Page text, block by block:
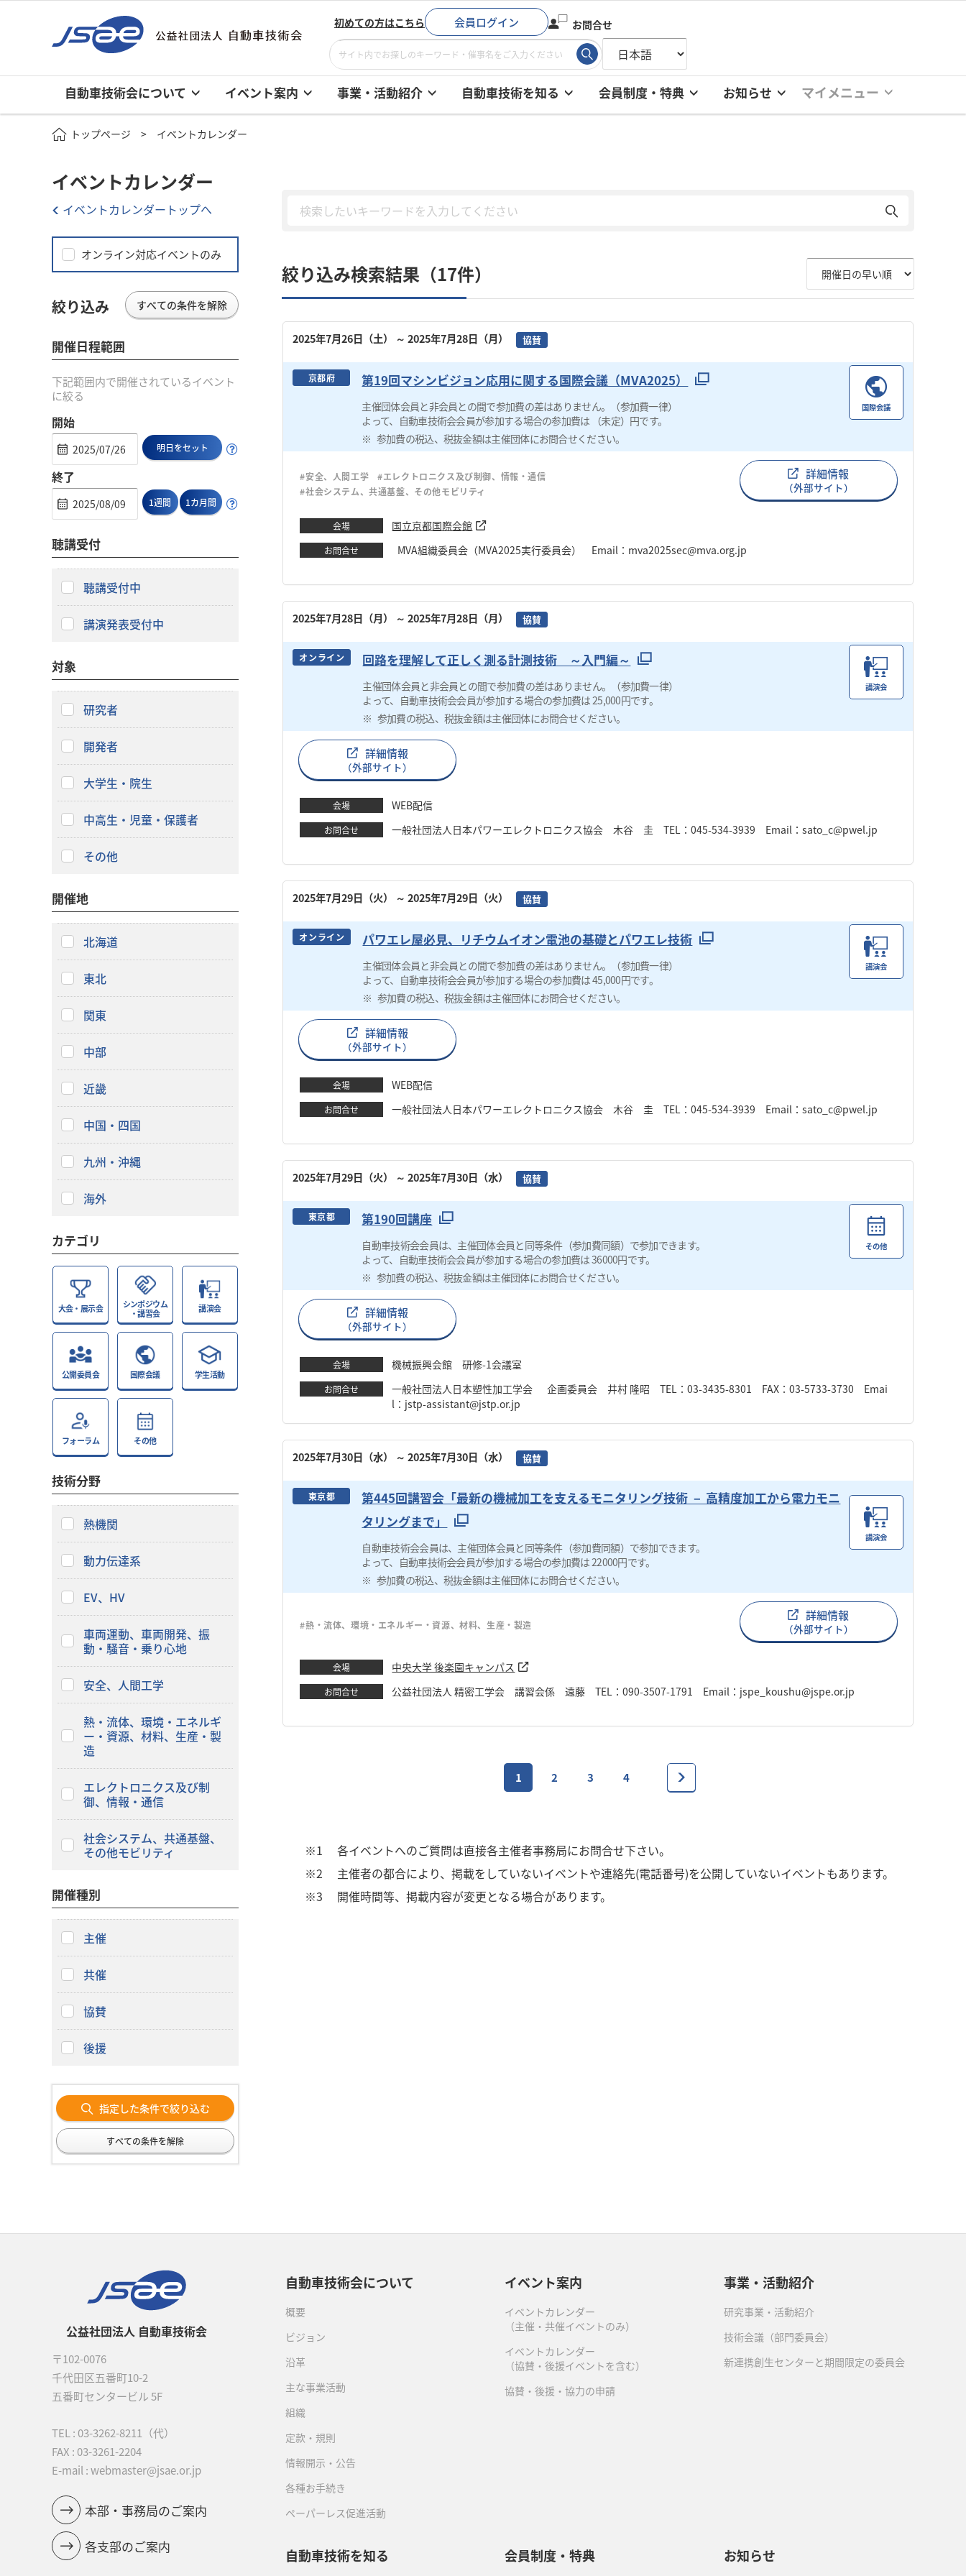
初めての方はこちら 会員ログイン お問合せ
自動車技術会について イベント案内 事業・活動紹介 自動車技術を知る 会員制度・特典 お知らせ マイメニュー
トップページ イベントカレンダー
絞り込み検索結果（17件）
2025年7月26日（土） ～ 2025年7月28日（月） 協賛
京都府 第19回マシンビジョン応用に関する国際会議（MVA2025）
主催団体会員と非会員との間で参加費の差はありません。（参加費一律）
よって、自動車技術会会員が参加する場合の参加費は （未定）円です。
参加費の税込、税抜金額は主催団体にお問合せください。
国際会議
#安全、人間工学
#エレクトロニクス及び制御、情報・通信
#社会システム、共通基盤、その他モビリティ
詳細情報
（外部サイト）
会場 国立京都国際会館
お問合せ MVA組織委員会（MVA2025実行委員会） Email：mva2025sec@mva.org.jp
2025年7月28日（月） ～ 2025年7月28日（月） 協賛
オンライン 回路を理解して正しく測る計測技術 ～入門編～
主催団体会員と非会員との間で参加費の差はありません。（参加費一律）
よって、自動車技術会会員が参加する場合の参加費は 25,000円です。
参加費の税込、税抜金額は主催団体にお問合せください。
講演会
詳細情報
（外部サイト）
会場 WEB配信
お問合せ 一般社団法人日本パワーエレクトロニクス協会 木谷 圭 TEL：045-534-3939 Email：sato_c@pwel.jp
2025年7月29日（火） ～ 2025年7月29日（火） 協賛
オンライン パワエレ屋必見、リチウムイオン電池の基礎とパワエレ技術
主催団体会員と非会員との間で参加費の差はありません。（参加費一律）
よって、自動車技術会会員が参加する場合の参加費は 45,000円です。
参加費の税込、税抜金額は主催団体にお問合せください。
講演会
詳細情報
（外部サイト）
会場 WEB配信
お問合せ 一般社団法人日本パワーエレクトロニクス協会 木谷 圭 TEL：045-534-3939 Email：sato_c@pwel.jp
2025年7月29日（火） ～ 2025年7月30日（水） 協賛
東京都 第190回講座
自動車技術会会員は、主催団体会員と同等条件（参加費同額）で参加できます。
よって、自動車技術会会員が参加する場合の参加費は 36000円です。
参加費の税込、税抜金額は主催団体にお問合せください。
その他
詳細情報
（外部サイト）
会場 機械振興会館 研修-1会議室
お問合せ
一般社団法人日本塑性加工学会 企画委員会 井村 隆昭 TEL：03-3435-8301 FAX：03-5733-3730 Emai
l：jstp-assistant@jstp.or.jp
2025年7月30日（水） ～ 2025年7月30日（水） 協賛
東京都
第445回講習会「最新の機械加工を支えるモニタリング技術 － 高精度加工から電力モニ
タリングまで」
自動車技術会会員は、主催団体会員と同等条件（参加費同額）で参加できます。
よって、自動車技術会会員が参加する場合の参加費は 22000円です。
参加費の税込、税抜金額は主催団体にお問合せください。
講演会
#熱・流体、環境・エネルギー・資源、材料、生産・製造
詳細情報
（外部サイト）
会場 中央大学 後楽園キャンパス
お問合せ 公益社団法人 精密工学会 講習会係 遠藤 TEL：090-3507-1791 Email：jspe_koushu@jspe.or.jp
1 2 3 4
※1
各イベントへのご質問は直接各主催者事務局にお問合せ下さい。
※2
主催者の都合により、掲載をしていないイベントや連絡先(電話番号)を公開していないイベントもあります。
※3
開催時間等、掲載内容が変更となる場合があります。
イベントカレンダー
イベントカレンダートップへ
オンライン対応イベントのみ
絞り込み すべての条件を解除
開催日程範囲
下記範囲内で開催されているイベント
に絞る
開始
明日をセット
終了
1週間 1カ月間
聴講受付
聴講受付中
講演発表受付中
対象
研究者
開発者
大学生・院生
中高生・児童・保護者
その他
開催地
北海道
東北
関東
中部
近畿
中国・四国
九州・沖縄
海外
カテゴリ
大会・展示会
シンポジウム
・講習会
講演会
公開委員会 国際会議 学生活動
フォーラム その他
技術分野
熱機関
動力伝達系
EV、HV
車両運動、車両開発、振
動・騒音・乗り心地
安全、人間工学
熱・流体、環境・エネルギ
ー・資源、材料、生産・製
造
エレクトロニクス及び制
御、情報・通信
社会システム、共通基盤、
その他モビリティ
開催種別
主催
共催
協賛
後援
指定した条件で絞り込む
すべての条件を解除
公益社団法人 自動車技術会
〒102-0076
千代田区五番町10-2
五番町センタービル 5F
TEL : 03-3262-8211
（代）
FAX : 03-3261-2204
E-mail : webmaster@jsae.or.jp
本部・事務局のご案内
各支部のご案内
自動車技術会について
概要
ビジョン
沿革
主な事業活動
組織
定款・規則
情報開示・公告
各種お手続き
ペーパーレス促進活動
イベント案内
イベントカレンダー
（主催・共催イベントのみ）
イベントカレンダー
（協賛・後援イベントを含む）
協賛・後援・協力の申請
事業・活動紹介
研究事業・活動紹介
技術会議（部門委員会）
新連携創生センターと期間限定の委員会
自動車技術を知る 会員制度・特典 お知らせ